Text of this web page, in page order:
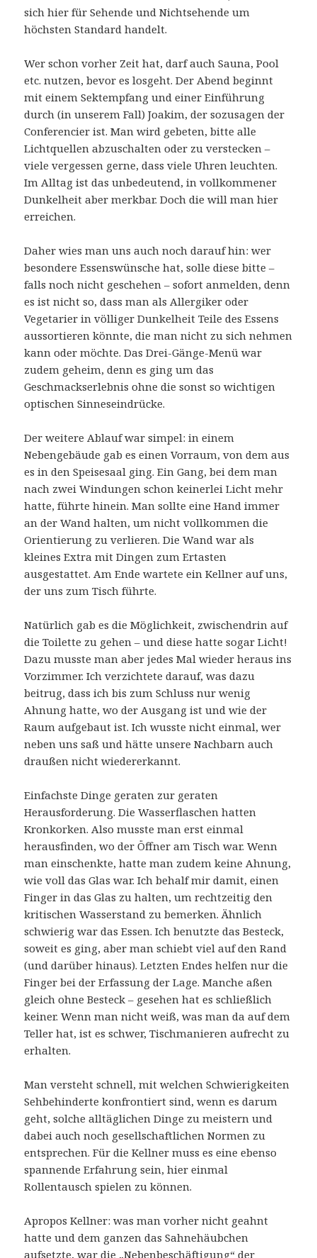
sich hier für Sehende und Nichtsehende um
höchsten Standard handelt.
Wer schon vorher Zeit hat, darf auch Sauna, Pool
etc. nutzen, bevor es losgeht. Der Abend beginnt
mit einem Sektempfang und einer Einführung
durch (in unserem Fall) Joakim, der sozusagen der
Conferencier ist. Man wird gebeten, bitte alle
Lichtquellen abzuschalten oder zu verstecken –
viele vergessen gerne, dass viele Uhren leuchten.
Im Alltag ist das unbedeutend, in vollkommener
Dunkelheit aber merkbar. Doch die will man hier
erreichen.
Daher wies man uns auch noch darauf hin: wer
besondere Essenswünsche hat, solle diese bitte –
falls noch nicht geschehen – sofort anmelden, denn
es ist nicht so, dass man als Allergiker oder
Vegetarier in völliger Dunkelheit Teile des Essens
aussortieren könnte, die man nicht zu sich nehmen
kann oder möchte. Das Drei-Gänge-Menü war
zudem geheim, denn es ging um das
Geschmackserlebnis ohne die sonst so wichtigen
optischen Sinneseindrücke.
Der weitere Ablauf war simpel: in einem
Nebengebäude gab es einen Vorraum, von dem aus
es in den Speisesaal ging. Ein Gang, bei dem man
nach zwei Windungen schon keinerlei Licht mehr
hatte, führte hinein. Man sollte eine Hand immer
an der Wand halten, um nicht vollkommen die
Orientierung zu verlieren. Die Wand war als
kleines Extra mit Dingen zum Ertasten
ausgestattet. Am Ende wartete ein Kellner auf uns,
der uns zum Tisch führte.
Natürlich gab es die Möglichkeit, zwischendrin auf
die Toilette zu gehen – und diese hatte sogar Licht!
Dazu musste man aber jedes Mal wieder heraus ins
Vorzimmer. Ich verzichtete darauf, was dazu
beitrug, dass ich bis zum Schluss nur wenig
Ahnung hatte, wo der Ausgang ist und wie der
Raum aufgebaut ist. Ich wusste nicht einmal, wer
neben uns saß und hätte unsere Nachbarn auch
draußen nicht wiedererkannt.
Einfachste Dinge geraten zur geraten
Herausforderung. Die Wasserflaschen hatten
Kronkorken. Also musste man erst einmal
herausfinden, wo der Öffner am Tisch war. Wenn
man einschenkte, hatte man zudem keine Ahnung,
wie voll das Glas war. Ich behalf mir damit, einen
Finger in das Glas zu halten, um rechtzeitig den
kritischen Wasserstand zu bemerken. Ähnlich
schwierig war das Essen. Ich benutzte das Besteck,
soweit es ging, aber man schiebt viel auf den Rand
(und darüber hinaus). Letzten Endes helfen nur die
Finger bei der Erfassung der Lage. Manche aßen
gleich ohne Besteck – gesehen hat es schließlich
keiner. Wenn man nicht weiß, was man da auf dem
Teller hat, ist es schwer, Tischmanieren aufrecht zu
erhalten.
Man versteht schnell, mit welchen Schwierigkeiten
Sehbehinderte konfrontiert sind, wenn es darum
geht, solche alltäglichen Dinge zu meistern und
dabei auch noch gesellschaftlichen Normen zu
entsprechen. Für die Kellner muss es eine ebenso
spannende Erfahrung sein, hier einmal
Rollentausch spielen zu können.
Apropos Kellner: was man vorher nicht geahnt
hatte und dem ganzen das Sahnehäubchen
aufsetzte, war die „Nebenbeschäftigung“ der